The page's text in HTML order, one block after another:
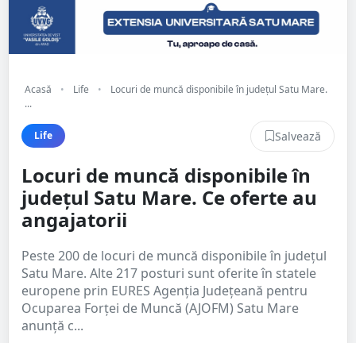
Acasă • Life •
Locuri de muncă disponibile în județul Satu Mare.
...
Life Salvează
Locuri de muncă disponibile în
județul Satu Mare. Ce oferte au
angajatorii
Peste 200 de locuri de muncă disponibile în județul
Satu Mare. Alte 217 posturi sunt oferite în statele
europene prin EURES Agenția Județeană pentru
Ocuparea Forței de Muncă (AJOFM) Satu Mare
anunță c...